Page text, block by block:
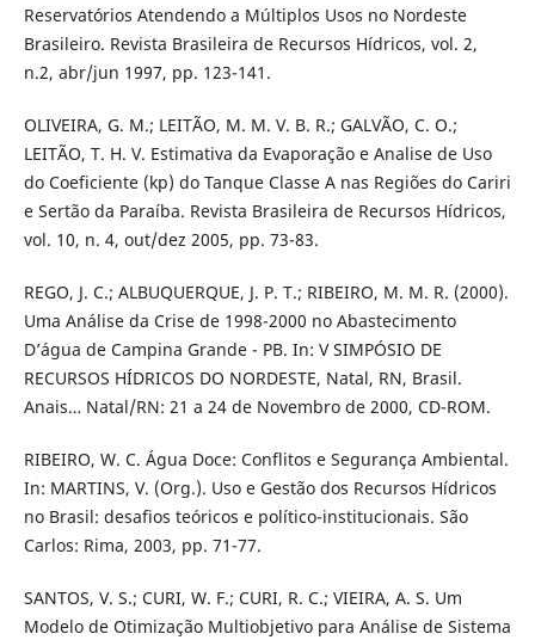
Reservatórios Atendendo a Múltiplos Usos no Nordeste
Brasileiro. Revista Brasileira de Recursos Hídricos, vol. 2,
n.2, abr/jun 1997, pp. 123-141.
OLIVEIRA, G. M.; LEITÃO, M. M. V. B. R.; GALVÃO, C. O.;
LEITÃO, T. H. V. Estimativa da Evaporação e Analise de Uso
do Coeficiente (kp) do Tanque Classe A nas Regiões do Cariri
e Sertão da Paraíba. Revista Brasileira de Recursos Hídricos,
vol. 10, n. 4, out/dez 2005, pp. 73-83.
REGO, J. C.; ALBUQUERQUE, J. P. T.; RIBEIRO, M. M. R. (2000).
Uma Análise da Crise de 1998-2000 no Abastecimento
D’água de Campina Grande - PB. In: V SIMPÓSIO DE
RECURSOS HÍDRICOS DO NORDESTE, Natal, RN, Brasil.
Anais… Natal/RN: 21 a 24 de Novembro de 2000, CD-ROM.
RIBEIRO, W. C. Água Doce: Conflitos e Segurança Ambiental.
In: MARTINS, V. (Org.). Uso e Gestão dos Recursos Hídricos
no Brasil: desafios teóricos e político-institucionais. São
Carlos: Rima, 2003, pp. 71-77.
SANTOS, V. S.; CURI, W. F.; CURI, R. C.; VIEIRA, A. S. Um
Modelo de Otimização Multiobjetivo para Análise de Sistema